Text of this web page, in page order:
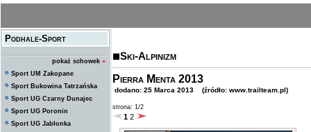
Podhale-Sport
pokaż schowek »
Sport UM Zakopane
Sport Bukowina Tatrzańska
Sport UG Czarny Dunajec
Sport UG Poronin
Sport UG Jabłonka
Ski-Alpinizm
Pierra Menta 2013
dodano: 25 Marca 2013 (źródło: www.trailteam.pl)
strona: 1/2
1 2